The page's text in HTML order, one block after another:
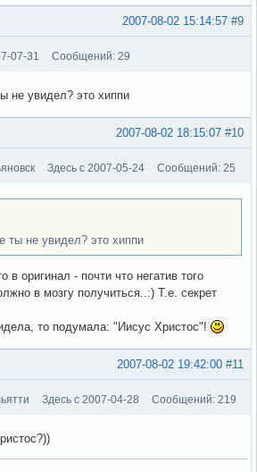
#9
2007-08-02 15:14:57
07-31 Сообщений: 29
не увидел? это хиппи
#10
2007-08-02 18:15:07
Здесь с 2007-05-24 Сообщений: 25
ты не увидел? это хиппи
оригинал - почти что негатив того
в мозгу получиться..:) Т.е. секрет
то подумала: "Иисус Христос"!
#11
2007-08-02 19:42:00
Здесь с 2007-04-28 Сообщений: 219